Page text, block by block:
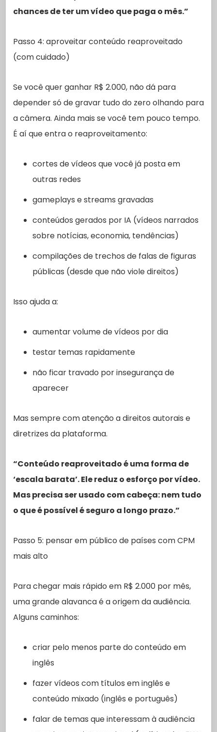
chances de ter um vídeo que paga o mês.”
Passo 4: aproveitar conteúdo reaproveitado
(com cuidado)
Se você quer ganhar R$ 2.000, não dá para
depender só de gravar tudo do zero olhando para
a câmera. Ainda mais se você tem pouco tempo.
É aí que entra o reaproveitamento:
cortes de vídeos que você já posta em
outras redes
gameplays e streams gravadas
conteúdos gerados por IA (vídeos narrados
sobre notícias, economia, tendências)
compilações de trechos de falas de figuras
públicas (desde que não viole direitos)
Isso ajuda a:
aumentar volume de vídeos por dia
testar temas rapidamente
não ficar travado por insegurança de
aparecer
Mas sempre com atenção a direitos autorais e
diretrizes da plataforma.
“Conteúdo reaproveitado é uma forma de
‘escala barata’. Ele reduz o esforço por vídeo.
Mas precisa ser usado com cabeça: nem tudo
o que é possível é seguro a longo prazo.”
Passo 5: pensar em público de países com CPM
mais alto
Para chegar mais rápido em R$ 2.000 por mês,
uma grande alavanca é a origem da audiência.
Alguns caminhos:
criar pelo menos parte do conteúdo em
inglês
fazer vídeos com títulos em inglês e
conteúdo mixado (inglês e português)
falar de temas que interessam à audiência